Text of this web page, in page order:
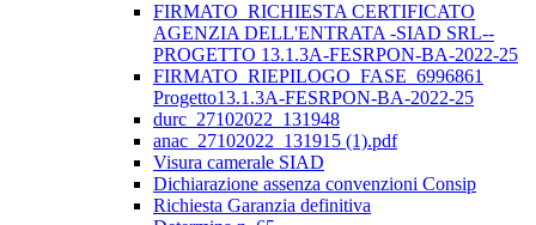
FIRMATO_RICHIESTA CERTIFICATO
AGENZIA DELL'ENTRATA -SIAD SRL--
PROGETTO 13.1.3A-FESRPON-BA-2022-25
FIRMATO_RIEPILOGO_FASE_6996861
Progetto13.1.3A-FESRPON-BA-2022-25
durc_27102022_131948
anac_27102022_131915 (1).pdf
Visura camerale SIAD
Dichiarazione assenza convenzioni Consip
Richiesta Garanzia definitiva